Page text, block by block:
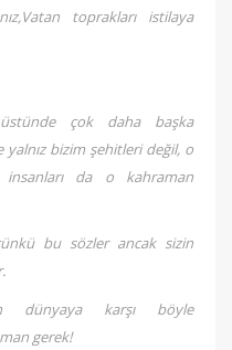
toprakları istilaya
çok daha başka
yalnız bizim şehitleri değil, o
da o kahraman
bu sözler ancak sizin
dünyaya karşı böyle
gerek!